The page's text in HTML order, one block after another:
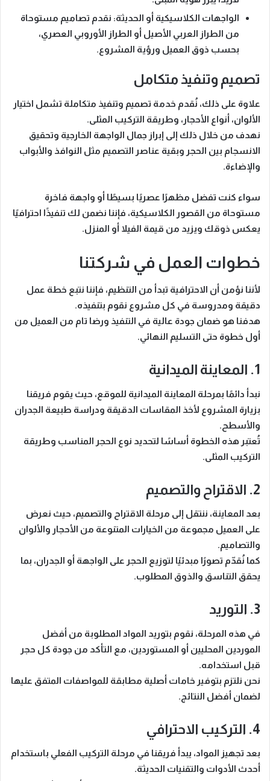
الواجهات الكلاسيكية أو الحديثة: نقدم تصاميم مستوحاة
من الطراز العربي الأصيل أو الطراز الأوروبي العصري،
بحسب ذوق العميل ورؤية المشروع.
تصميم وتنفيذ متكامل
علاوة على ذلك، نُقدم خدمة تصميم وتنفيذ متكاملة تشمل اختيار
الألوان، أنواع الأحجار، وطريقة التركيب المثلى.
نهدف من خلال ذلك إلى إبراز جمال الواجهة الخارجية وتحقيق
الانسجام بين الحجر وبقية عناصر التصميم مثل النوافذ والأبواب
والإضاءة.
سواء كنت تفضل مظهرًا عصريًا بسيطًا أو واجهة فاخرة
مستوحاة من القصور الكلاسيكية، فإننا نضمن لك تنفيذًا احترافيًا
يعكس ذوقك ويزيد من قيمة الفيلا أو المنزل.
خطوات العمل في شركتنا
لأننا نؤمن أن الاحترافية تبدأ من التنظيم، فإننا نتبع خطة عمل
دقيقة ومدروسة في كل مشروع نقوم بتنفيذه.
هدفنا هو ضمان جودة عالية في التنفيذ ورضا تام من العميل من
أول خطوة حتى التسليم النهائي.
1. المعاينة الميدانية
نبدأ دائمًا بمرحلة المعاينة الميدانية للموقع، حيث يقوم فريقنا
بزيارة المشروع لأخذ المقاسات الدقيقة ودراسة طبيعة الجدران
والأسطح.
تُعتبر هذه الخطوة أساسًا لتحديد نوع الحجر المناسب وطريقة
التركيب المثلى.
2. الاقتراح والتصميم
بعد المعاينة، ننتقل إلى مرحلة الاقتراح والتصميم، حيث نعرض
على العميل مجموعة من الخيارات المتنوعة من الأحجار والألوان
والتصاميم.
كما نُقدّم تصورًا مبدئيًا لتوزيع الحجر على الواجهة أو الجدران، بما
يحقق التناسق والذوق المطلوب.
3. التوريد
في هذه المرحلة، نقوم بتوريد المواد المطلوبة من أفضل
الموردين المحليين أو المستوردين، مع التأكد من جودة كل حجر
قبل استخدامه.
نحن نلتزم بتوفير خامات أصلية مطابقة للمواصفات المتفق عليها
لضمان أفضل النتائج.
4. التركيب الاحترافي
بعد تجهيز المواد، يبدأ فريقنا في مرحلة التركيب الفعلي باستخدام
أحدث الأدوات والتقنيات الحديثة.